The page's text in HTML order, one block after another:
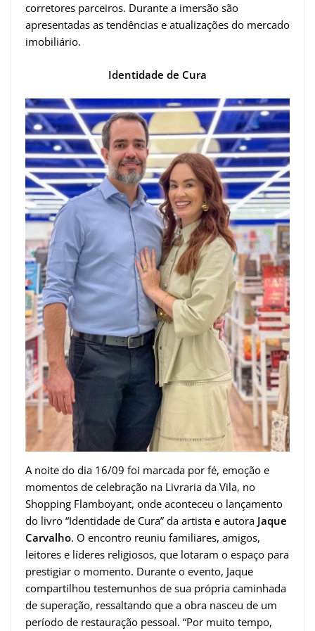
corretores parceiros. Durante a imersão são
apresentadas as tendências e atualizações do mercado
imobiliário.
Identidade de Cura
A noite do dia 16/09 foi marcada por fé, emoção e
momentos de celebração na Livraria da Vila, no
Shopping Flamboyant, onde aconteceu o lançamento
do livro “Identidade de Cura” da artista e autora Jaque
Carvalho. O encontro reuniu familiares, amigos,
leitores e líderes religiosos, que lotaram o espaço para
prestigiar o momento. Durante o evento, Jaque
compartilhou testemunhos de sua própria caminhada
de superação, ressaltando que a obra nasceu de um
período de restauração pessoal. “Por muito tempo,